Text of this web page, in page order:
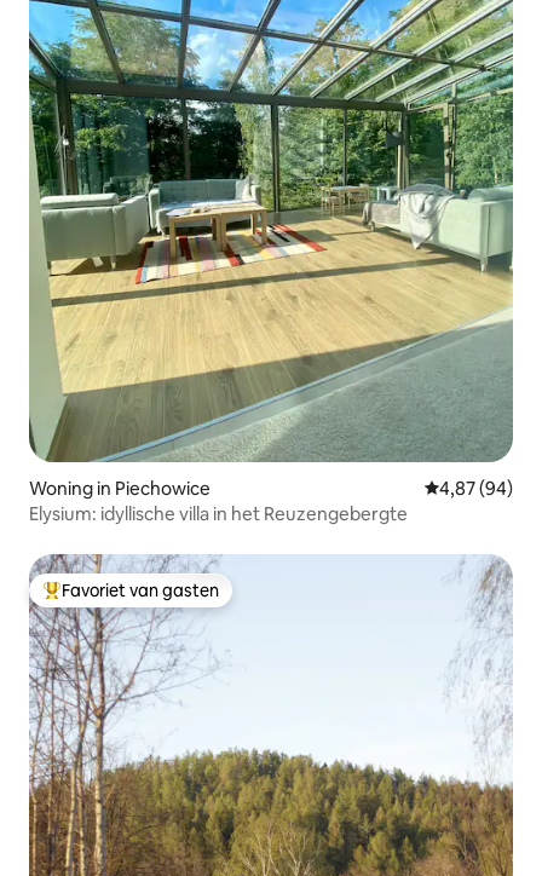
Woning in Piechowice Gemiddelde
4,87 (94)
Elysium: idyllische villa in het Reuzengebergte
Topfavoriet van gasten
Favoriet van gasten